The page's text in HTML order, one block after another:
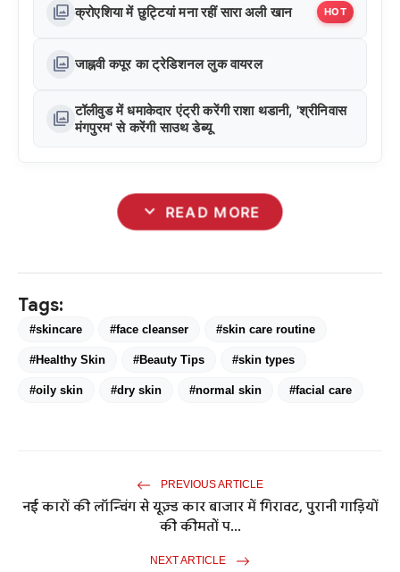
photo_library क्रोएशिया में छुट्टियां मना रहीं सारा अली खान HOT
photo_library जाह्नवी कपूर का ट्रेडिशनल लुक वायरल
photo_library टॉलीवुड में धमाकेदार एंट्री करेंगी राशा थडानी, 'श्रीनिवास
मंगपुरम' से करेंगी साउथ डेब्यू
expand_more READ MORE
Tags:
#skincare #face cleanser #skin care routine
#Healthy Skin #Beauty Tips #skin types
#oily skin #dry skin #normal skin #facial care
PREVIOUS ARTICLE
नई कारों की लॉन्चिंग से यूज़्ड कार बाजार में गिरावट, पुरानी गाड़ियों
की कीमतों प...
NEXT ARTICLE